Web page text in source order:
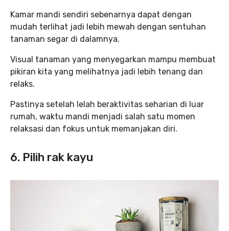
Kamar mandi sendiri sebenarnya dapat dengan
mudah terlihat jadi lebih mewah dengan sentuhan
tanaman segar di dalamnya.
Visual tanaman yang menyegarkan mampu membuat
pikiran kita yang melihatnya jadi lebih tenang dan
relaks.
Pastinya setelah lelah beraktivitas seharian di luar
rumah, waktu mandi menjadi salah satu momen
relaksasi dan fokus untuk memanjakan diri.
6. Pilih rak kayu